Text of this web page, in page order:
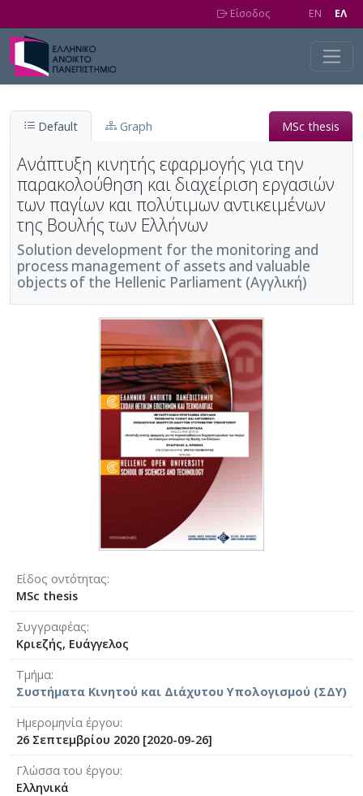
Είσοδος EN EΛ
Default Graph MSc thesis
Ανάπτυξη κινητής εφαρμογής για την
παρακολούθηση και διαχείριση εργασιών
των παγίων και πολύτιμων αντικειμένων
της Βουλής των Ελλήνων
Solution development for the monitoring and
process management of assets and valuable
objects of the Hellenic Parliament (Αγγλική)
Είδος οντότητας
MSc thesis
Συγγραφέας
Κριεζής, Ευάγγελος
Τμήμα
Συστήματα Κινητού και Διάχυτου Υπολογισμού (ΣΔΥ)
Ημερομηνία έργου
26 Σεπτεμβρίου 2020 [2020-09-26]
Γλώσσα του έργου
Ελληνικά